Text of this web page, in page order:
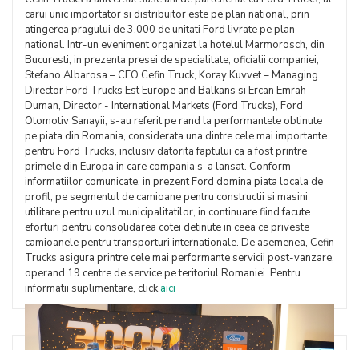
carui unic importator si distribuitor este pe plan national, prin
atingerea pragului de 3.000 de unitati Ford livrate pe plan
national. Intr-un eveniment organizat la hotelul Marmorosch, din
Bucuresti, in prezenta presei de specialitate, oficialii companiei,
Stefano Albarosa – CEO Cefin Truck, Koray Kuvvet – Managing
Director Ford Trucks Est Europe and Balkans si Ercan Emrah
Duman, Director - International Markets (Ford Trucks), Ford
Otomotiv Sanayii, s-au referit pe rand la performantele obtinute
pe piata din Romania, considerata una dintre cele mai importante
pentru Ford Trucks, inclusiv datorita faptului ca a fost printre
primele din Europa in care compania s-a lansat. Conform
informatiilor comunicate, in prezent Ford domina piata locala de
profil, pe segmentul de camioane pentru constructii si masini
utilitare pentru uzul municipalitatilor, in continuare fiind facute
eforturi pentru consolidarea cotei detinute in ceea ce priveste
camioanele pentru transporturi internationale. De asemenea, Cefin
Trucks asigura printre cele mai performante servicii post-vanzare,
operand 19 centre de service pe teritoriul Romaniei. Pentru
informatii suplimentare, clickaici